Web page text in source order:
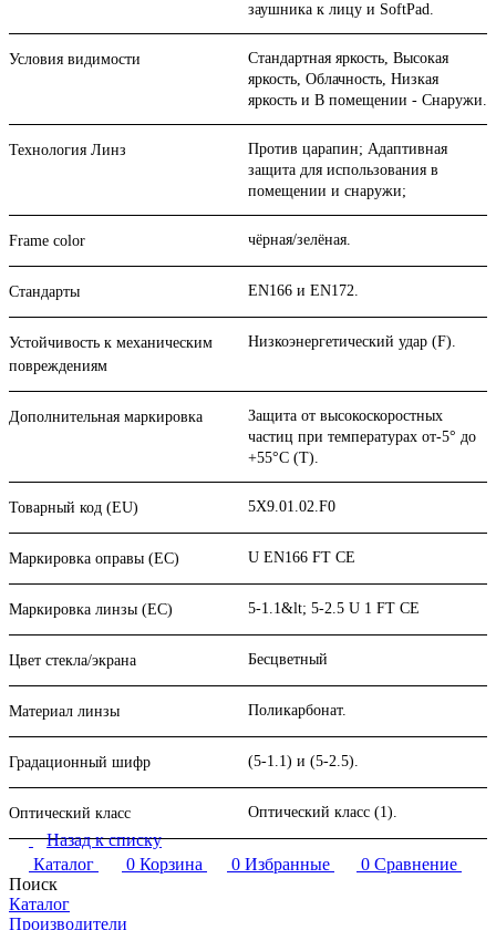
заушника к лицу и SoftPad.
Условия видимости
Стандартная яркость, Высокая
яркость, Облачность, Низкая
яркость и В помещении - Снаружи.
Технология Линз
Против царапин; Адаптивная
защита для использования в
помещении и снаружи;
Frame color чёрная/зелёная.
Стандарты EN166 и EN172.
Устойчивость к механическим
повреждениям
Низкоэнергетический удар (F).
Дополнительная маркировка
Защита от высокоскоростных
частиц при температурах от-5° до
+55°C (T).
Товарный код (EU) 5X9.01.02.F0
Маркировка оправы (ЕC) U EN166 FT CE
Маркировка линзы (ЕС) 5-1.1&lt; 5-2.5 U 1 FT CE
Цвет стекла/экрана Бесцветный
Материал линзы Поликарбонат.
Градационный шифр (5-1.1) и (5-2.5).
Оптический класс Оптический класс (1).
Назад к списку
Каталог
0 Корзина 0 Избранные 0 Сравнение
Поиск
Каталог
Производители